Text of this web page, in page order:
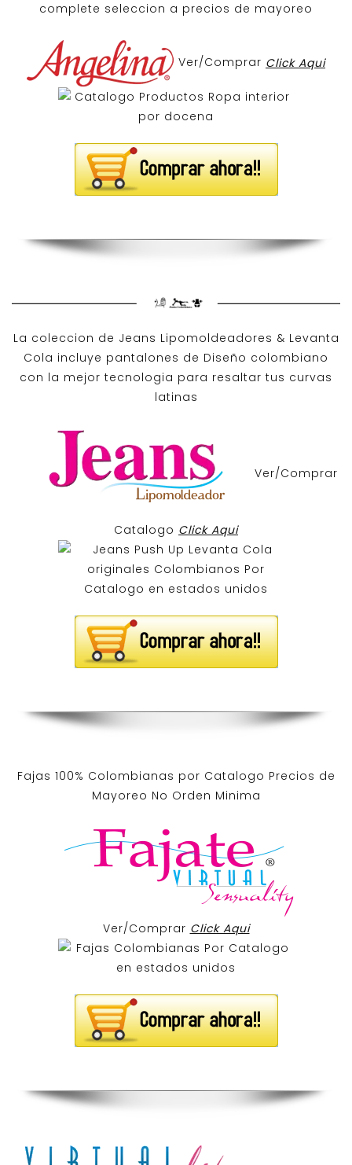
complete seleccion a precios de mayoreo
Ver/Comprar Click Aqui
La coleccion de Jeans Lipomoldeadores & Levanta
Cola incluye pantalones de Diseño colombiano
con la mejor tecnologia para resaltar tus curvas
latinas
Ver/Comprar
Catalogo Click Aqui
Fajas 100% Colombianas por Catalogo Precios de
Mayoreo No Orden Minima
Ver/Comprar Click Aqui